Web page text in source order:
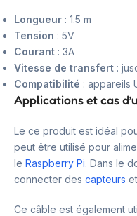
Longueur : 1.5 m
Tension : 5V
Courant : 3A
Vitesse de transfert :
Compatibilité : appareils
Applications et cas
Le ce produit est idéal
peut être utilisé pour
le Raspberry Pi. Dans le
connecter des capteurs
Ce câble est également